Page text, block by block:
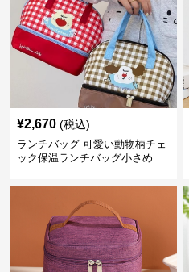
¥2,670 (税込)
ランチバッグ 可愛い動物柄チェ
ック保温ランチバッグ小さめ